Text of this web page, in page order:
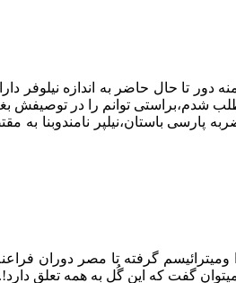
دور تا حال حاضر به اندازه
توانم را در توصیفش
به پارسی باستان،نیلپر نامندوبنا
ومیترائیسم گرفته تا مصر دوران
گفت که این گُل به همه تعلق